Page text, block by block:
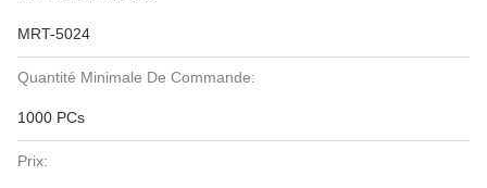
MRT-5024
Quantité Minimale De Commande:
1000 PCs
Prix: